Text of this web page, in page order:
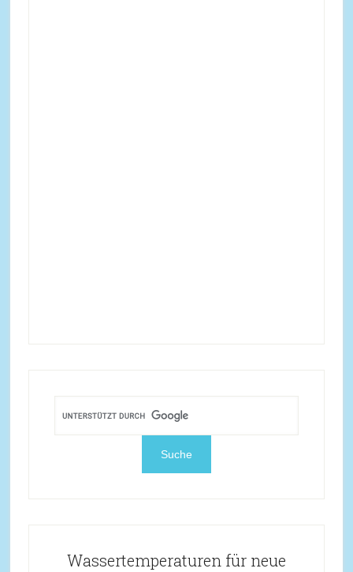
Wassertemperaturen für neue